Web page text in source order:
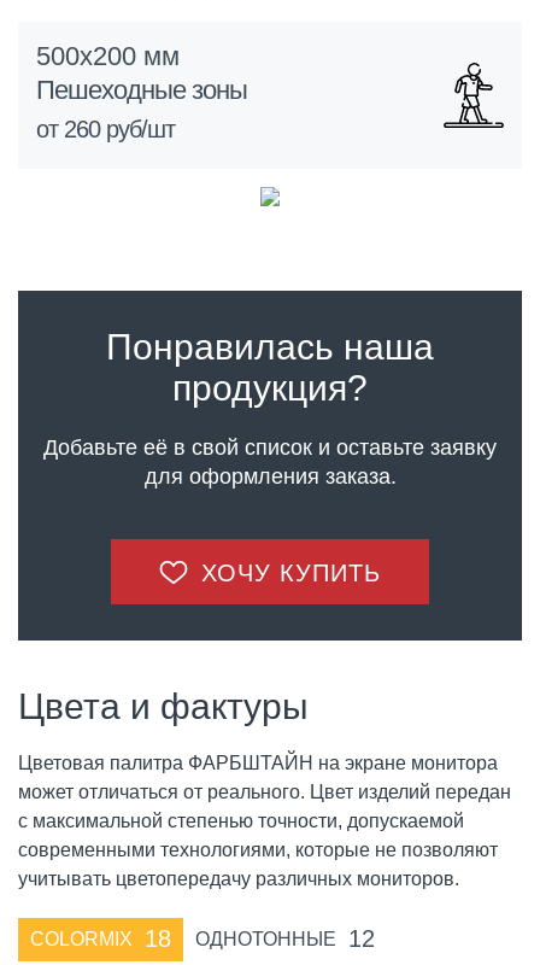
500х200 мм
Пешеходные зоны
от 260 руб/шт
Понравилась наша
продукция?
Добавьте её в свой список и оставьте заявку
для оформления заказа.
ХОЧУ КУПИТЬ
Цвета и фактуры
Цветовая палитра ФАРБШТАЙН на экране монитора
может отличаться от реального. Цвет изделий передан
с максимальной степенью точности, допускаемой
современными технологиями, которые не позволяют
учитывать цветопередачу различных мониторов.
COLORMIX 18 ОДНОТОННЫЕ 12